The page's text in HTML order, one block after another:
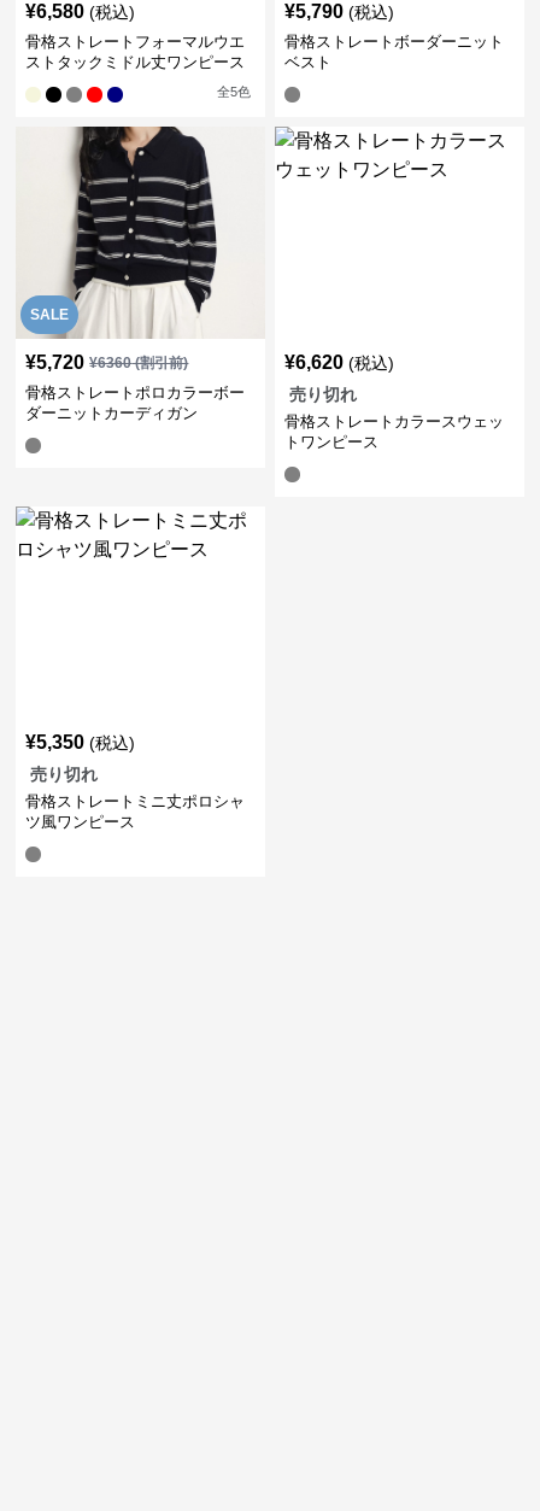
¥6,580 (税込)
骨格ストレートフォーマルウエ
ストタックミドル丈ワンピース
全5色
¥5,790 (税込)
骨格ストレートボーダーニット
ベスト
SALE
¥5,720 ¥6360(割引前)
骨格ストレートポロカラーボー
ダーニットカーディガン
¥6,620 (税込)
売り切れ
骨格ストレートカラースウェッ
トワンピース
¥5,350 (税込)
売り切れ
骨格ストレートミニ丈ポロシャ
ツ風ワンピース